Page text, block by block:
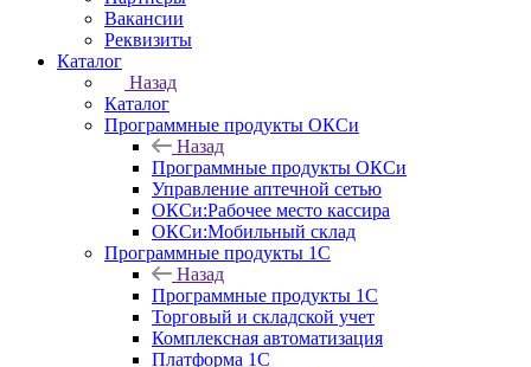
Вакансии
Реквизиты
Каталог
Назад
Каталог
Программные продукты ОКСи
Назад
Программные продукты ОКСи
Управление аптечной сетью
ОКСи:Рабочее место кассира
ОКСи:Мобильный склад
Программные продукты 1С
Назад
Программные продукты 1С
Торговый и складской учет
Комплексная автоматизация
Платформа 1С